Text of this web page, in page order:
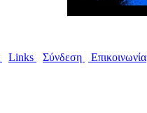
Links Σύνδεση Επικοινωνία